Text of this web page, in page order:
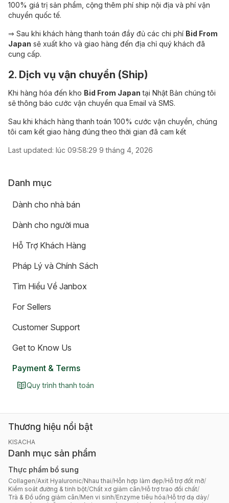
Danh mục
Dành cho nhà bán
Dành cho người mua
Hỗ Trợ Khách Hàng
Pháp Lý và Chính Sách
Tìm Hiểu Về Janbox
For Sellers
Customer Support
Get to Know Us
Payment & Terms
Quy trình thanh toán
100% giá trị sản phẩm, cộng thêm phí ship nội địa và phí vận
chuyển quốc tế.
⇒ Sau khi khách hàng thanh toán đầy đủ các chi phí Bid From
Japan sẽ xuất kho và giao hàng đến địa chỉ quý khách đã
cung cấp.
2. Dịch vụ vận chuyển (Ship)
Khi hàng hóa đến kho Bid From Japan tại Nhật Bản chúng tôi
sẽ thông báo cước vận chuyển qua Email và SMS.
Sau khi khách hàng thanh toán 100% cước vận chuyển, chúng
tôi cam kết giao hàng đúng theo thời gian đã cam kết
Last updated: lúc 09:58:29 9 tháng 4, 2026
Thương hiệu nổi bật
KISACHA
Danh mục sản phẩm
Thực phẩm bổ sung
Collagen/Axit Hyaluronic/Nhau thai/Hỗn hợp làm đẹp/Hỗ trợ đốt mỡ/
Kiểm soát đường & tinh bột/Chất xơ giảm cân/Hỗ trợ trao đổi chất/
Trà & Đồ uống giảm cân/Men vi sinh/Enzyme tiêu hóa/Hỗ trợ dạ dày/